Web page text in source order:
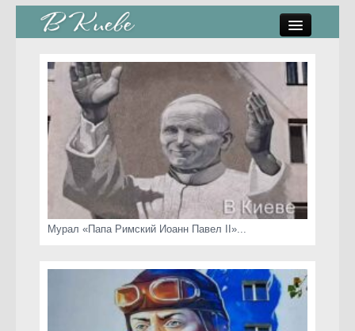
стрит-арт
коты Киева
скамейки
часы Киева
Мурал «Папа Римский Иоанн Павел II»...